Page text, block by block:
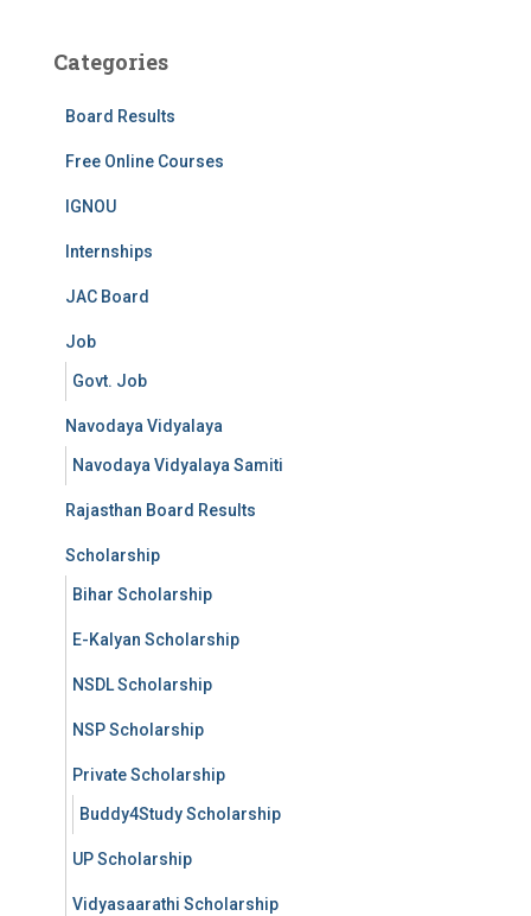
Categories
Board Results
Free Online Courses
IGNOU
Internships
JAC Board
Job
Govt. Job
Navodaya Vidyalaya
Navodaya Vidyalaya Samiti
Rajasthan Board Results
Scholarship
Bihar Scholarship
E-Kalyan Scholarship
NSDL Scholarship
NSP Scholarship
Private Scholarship
Buddy4Study Scholarship
UP Scholarship
Vidyasaarathi Scholarship